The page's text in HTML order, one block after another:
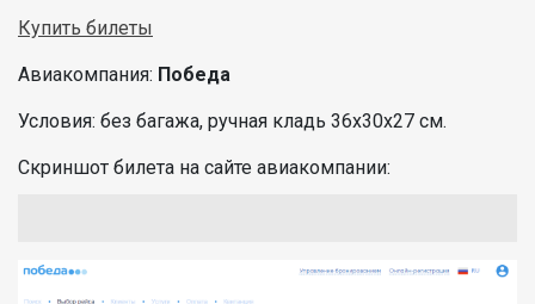
Купить билеты
Авиакомпания: Победа
Условия: без багажа, ручная кладь 36х30х27 см.
Скриншот билета на сайте авиакомпании: